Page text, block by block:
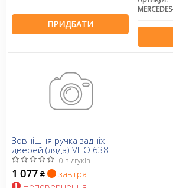
ПРИДБАТИ
Зовнішня ручка задніх
дверей (ляда) VITO 638
0 відгуків
1 077 ₴
завтра